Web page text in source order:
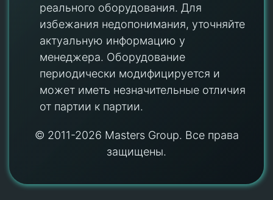
реального оборудования. Для
избежания недопонимания, уточняйте
актуальную информацию у
менеджера. Оборудование
периодически модифицируется и
может иметь незначительные отличия
от партии к партии.
© 2011-2026 Masters Group. Все права
защищены.